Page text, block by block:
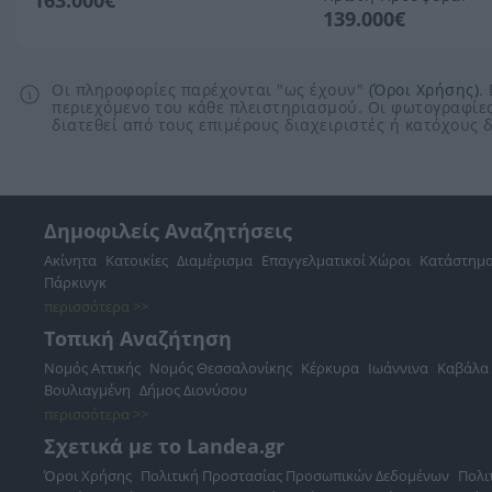
139.000€
Οι πληροφορίες παρέχονται "ως έχουν" (Όροι Χρήσης).
περιεχόμενο του κάθε πλειστηριασμού. Οι
διατεθεί από τους επιμέρους διαχειριστές ή
Δημοφιλείς Αναζητήσεις
Ακίνητα Κατοικίες Διαμέρισμα Επαγγελματικοί Χώροι
Πάρκινγκ
περισσότερα >>
Τοπική Αναζήτηση
Νομός Αττικής Νομός Θεσσαλονίκης Κέρκυρα Ιωάννινα Καβάλα
Βουλιαγμένη Δήμος Διονύσου
περισσότερα >>
Σχετικά με το Landea.gr
Όροι Χρήσης Πολιτική Προστασίας Προσωπικών Δεδομένων